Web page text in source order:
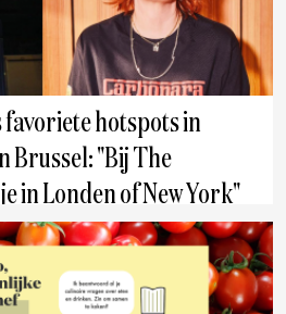
Brussel: "Bij The
in Londen of New York"